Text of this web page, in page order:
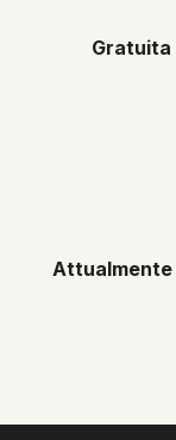
Gratuita
Attualmente